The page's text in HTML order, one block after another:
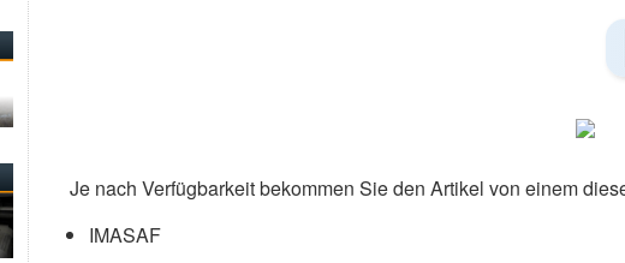
Je nach Verfügbarkeit bekommen Sie den Artikel von einem
IMASAF